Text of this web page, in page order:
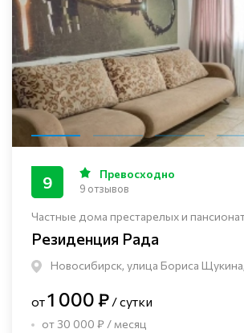
Частные дома престарелых и
Резиденция Рада
Новосибирск, улица Бориса
9 Превосходно
9 отзывов
от1 000 ₽ / сутки
от 30 000 ₽ / месяц